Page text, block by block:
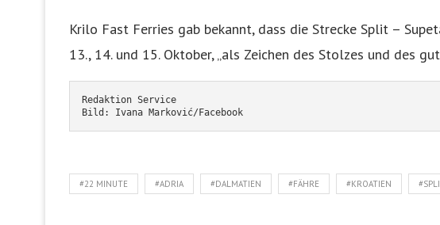
Krilo Fast Ferries gab bekannt, dass die Strecke Split –
13., 14. und 15. Oktober, „als Zeichen des Stolzes und des
Redaktion Service
Bild: Ivana Marković/Facebook
#22 MINUTE #ADRIA #DALMATIEN #FÄHRE #KROATIEN